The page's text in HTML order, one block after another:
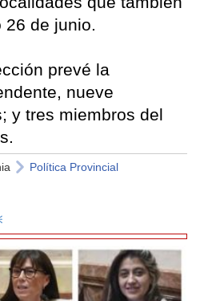
26 de junio.
prevé la
nueve
y tres miembros del
Política Provincial